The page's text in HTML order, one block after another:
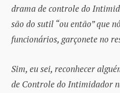
drama de controle do
são do sutil “ou então” que
funcionários, garçonete no
Sim, eu sei, reconhecer
de Controle do Intimidador